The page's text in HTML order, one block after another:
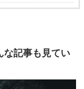
な記事も見てい